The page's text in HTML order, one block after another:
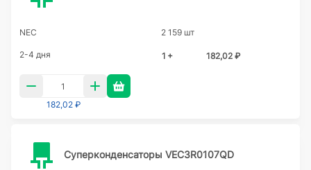
NEC 2 159 шт
2-4 дня 1 + 182,02 ₽
182,02 ₽
Суперконденсаторы VEC3R0107QD